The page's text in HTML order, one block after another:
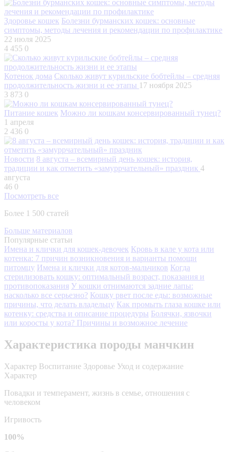
Здоровье кошек Болезни бурманских кошек: основные
симптомы, методы лечения и рекомендации по профилактике
22 июля 2025
4 455 0
Котенок дома Сколько живут курильские бобтейлы – средняя
продолжительность жизни и ее этапы 17 ноября 2025
3 873 0
Питание кошек Можно ли кошкам консервированный тунец?
1 апреля
2 436 0
Новости 8 августа – всемирный день кошек: история,
традиции и как отметить «замуррчательный» праздник 4
августа
46 0
Посмотреть все
Более 1 500 статей
Больше материалов
Популярные статьи
Имена и клички для кошек-девочек Кровь в кале у кота или
котенка: 7 причин возникновения и варианты помощи
питомцу Имена и клички для котов-мальчиков Когда
стерилизовать кошку: оптимальный возраст, показания и
противопоказания У кошки отнимаются задние лапы:
насколько все серьезно? Кошку рвет после еды: возможные
причины, что делать владельцу Как промыть глаза кошке или
котенку: средства и описание процедуры Болячки, язвочки
или коросты у кота? Причины и возможное лечение
Характеристика породы манчкин
Характер Воспитание Здоровье Уход и содержание
Характер
Повадки и темперамент, жизнь в семье, отношения с
человеком
Игривость
100%